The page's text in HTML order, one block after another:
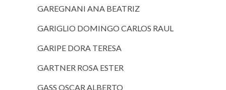
GAREGNANI ANA BEATRIZ
GARIGLIO DOMINGO CARLOS RAUL
GARIPE DORA TERESA
GARTNER ROSA ESTER
GASS OSCAR ALBERTO